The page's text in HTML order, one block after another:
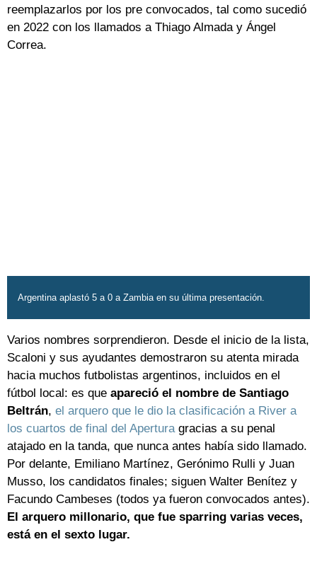
reemplazarlos por los pre convocados, tal como sucedió
en 2022 con los llamados a Thiago Almada y Ángel
Correa.
Argentina aplastó 5 a 0 a Zambia en su última presentación.
Varios nombres sorprendieron. Desde el inicio de la lista,
Scaloni y sus ayudantes demostraron su atenta mirada
hacia muchos futbolistas argentinos, incluidos en el
fútbol local: es que apareció el nombre de Santiago
Beltrán, el arquero que le dio la clasificación a River a
los cuartos de final del Aperturagracias a su penal
atajado en la tanda, que nunca antes había sido llamado.
Por delante, Emiliano Martínez, Gerónimo Rulli y Juan
Musso, los candidatos finales; siguen Walter Benítez y
Facundo Cambeses (todos ya fueron convocados antes).
El arquero millonario, que fue sparring varias veces,
está en el sexto lugar.